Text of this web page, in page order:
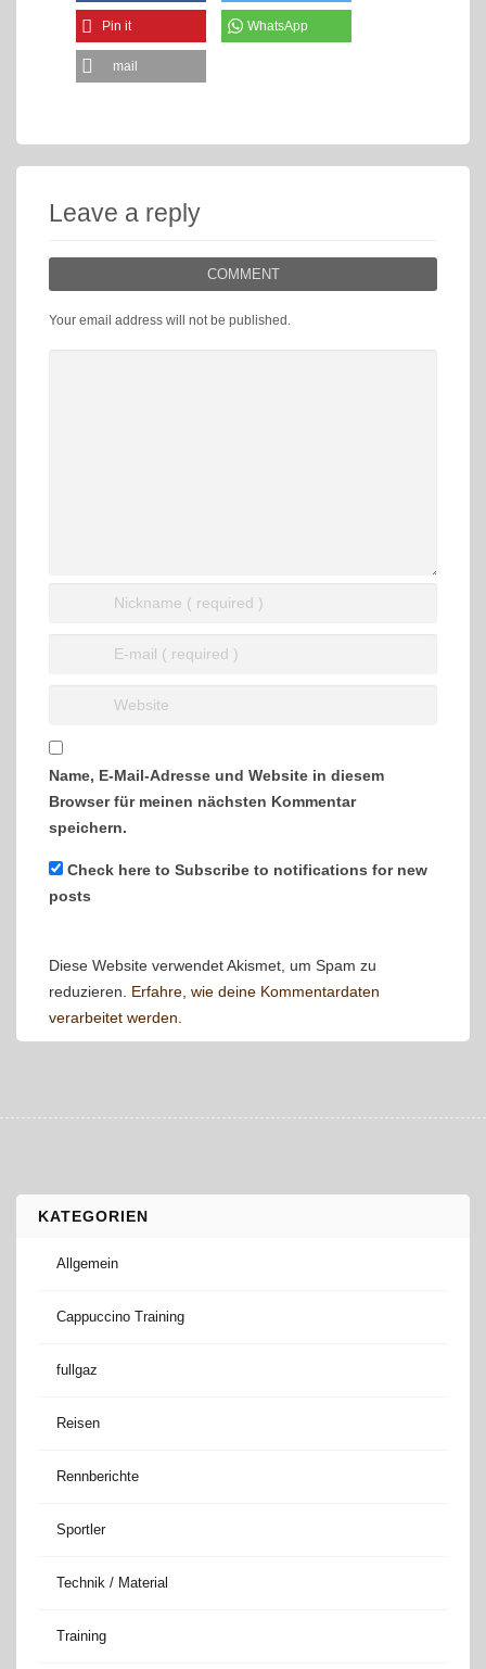
Pin it WhatsApp
mail
Leave a reply
COMMENT
Your email address will not be published.
Name, E-Mail-Adresse und Website in diesem
Browser für meinen nächsten Kommentar
speichern.
Check here to Subscribe to notifications for new
posts
Diese Website verwendet Akismet, um Spam zu
reduzieren. Erfahre, wie deine Kommentardaten
verarbeitet werden.
KATEGORIEN
Allgemein
Cappuccino Training
fullgaz
Reisen
Rennberichte
Sportler
Technik / Material
Training